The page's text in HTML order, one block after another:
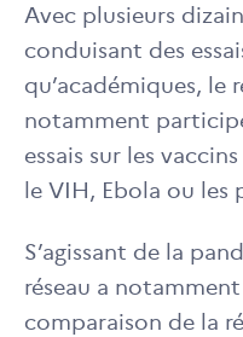
Avec plusieurs
conduisant des
qu’académiques, le
notamment
essais sur les
le VIH, Ebola ou les
S’agissant de la
réseau a
comparaison de la